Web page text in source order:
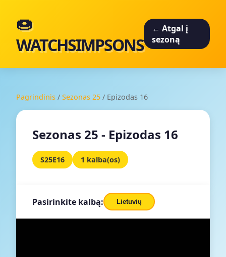
🍩
WATCHSIMPSONS
← Atgal į
sezoną
Pagrindinis / Sezonas 25 / Epizodas 16
Sezonas 25 - Epizodas 16
S25E16 1 kalba(os)
Pasirinkite kalbą: Lietuvių